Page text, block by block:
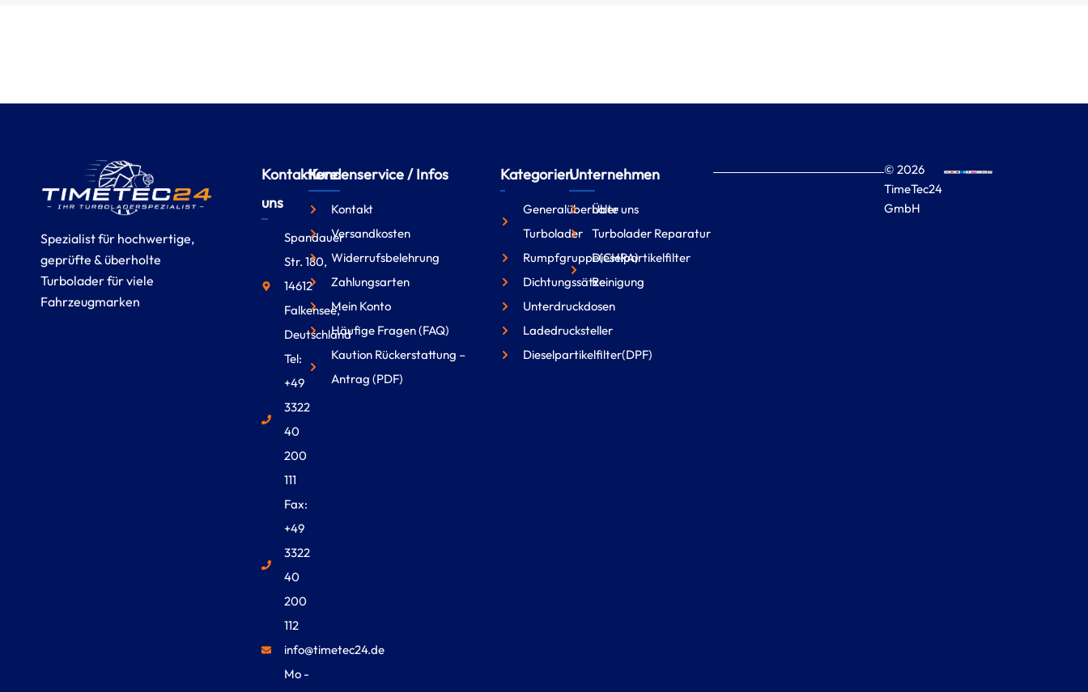
Spezialist für hochwertige,
geprüfte & überholte
Turbolader für viele
Fahrzeugmarken
Kontaktiere
uns
Spandauer
Str. 180,
14612
Falkensee,
Deutschland
Tel:
+49
3322
40
200
111
Fax:
+49
3322
40
200
112
info@timetec24.de
Mo -
Kundenservice / Infos
Kontakt
Versandkosten
Widerrufsbelehrung
Zahlungsarten
Mein Konto
Häufige Fragen (FAQ)
Kaution Rückerstattung –
Antrag (PDF)
Kategorien
Generalüberholte
Turbolader
Rumpfgruppe(CHRA)
Dichtungssätze
Unterdruckdosen
Ladedrucksteller
Dieselpartikelfilter(DPF)
Unternehmen
Über uns
Turbolader Reparatur
Dieselpartikelfilter
Reinigung
© 2026
TimeTec24
GmbH